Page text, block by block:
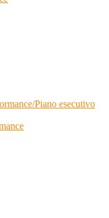
Piano esecutivo